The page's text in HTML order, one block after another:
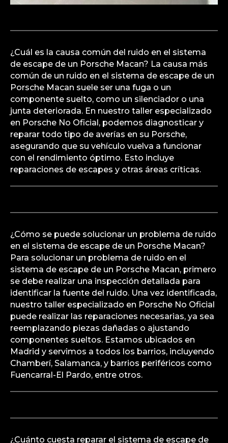
¿Cuál es la causa común del ruido en el sistema
de escape de un Porsche Macan? La causa más
común de un ruido en el sistema de escape de un
Porsche Macan suele ser una fuga o un
componente suelto, como un silenciador o una
junta deteriorada. En nuestro taller especializado
en Porsche No Oficial, podemos diagnosticar y
reparar todo tipo de averías en su Porsche,
asegurando que su vehículo vuelva a funcionar
con el rendimiento óptimo. Esto incluye
reparaciones de escapes y otras áreas críticas.
¿Cómo se puede solucionar un problema de ruido
en el sistema de escape de un Porsche Macan?
Para solucionar un problema de ruido en el
sistema de escape de un Porsche Macan, primero
se debe realizar una inspección detallada para
identificar la fuente del ruido. Una vez identificada,
nuestro taller especializado en Porsche No Oficial
puede realizar las reparaciones necesarias, ya sea
reemplazando piezas dañadas o ajustando
componentes sueltos. Estamos ubicados en
Madrid y servimos a todos los barrios, incluyendo
Chamberí, Salamanca, y barrios periféricos como
Fuencarral-El Pardo, entre otros.
¿Cuánto cuesta reparar el sistema de escape de